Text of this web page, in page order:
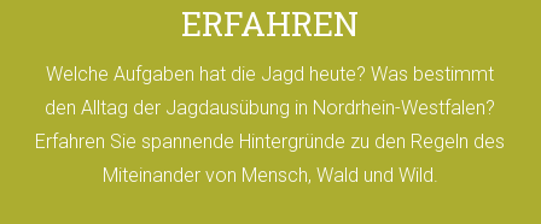
ERFAHREN
Welche Aufgaben hat die Jagd heute? Was bestimmt
den Alltag der Jagdausübung in Nordrhein-Westfalen?
Erfahren Sie spannende Hintergründe zu den Regeln des
Miteinander von Mensch, Wald und Wild.